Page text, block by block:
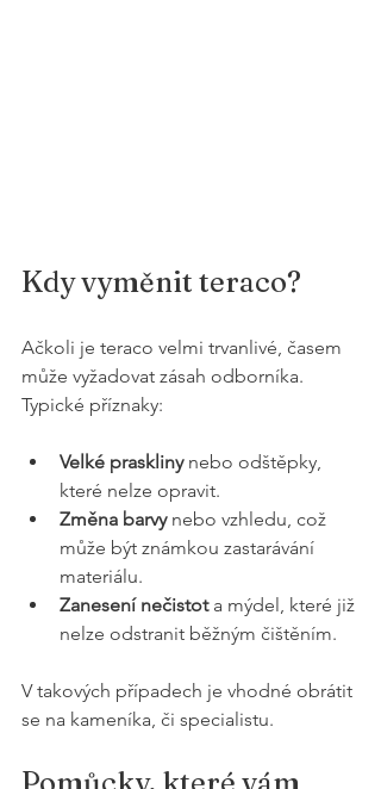
Kdy vyměnit teraco?
Ačkoli je teraco velmi trvanlivé, časem
může vyžadovat zásah odborníka.
Typické příznaky:
Velké praskliny nebo odštěpky,
které nelze opravit.
Změna barvy nebo vzhledu, což
může být známkou zastarávání
materiálu.
Zanesení nečistot a mýdel, které již
nelze odstranit běžným čištěním.
V takových případech je vhodné obrátit
se na kameníka, či specialistu.